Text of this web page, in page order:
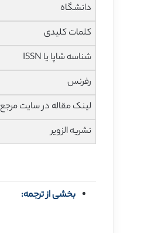
دانشگاه
کلمات کلیدی
شناسه شاپا یا ISSN
رفرنس
لینک مقاله در سایت مرجع
نشریه الزویر
بخشی از ترجمه: